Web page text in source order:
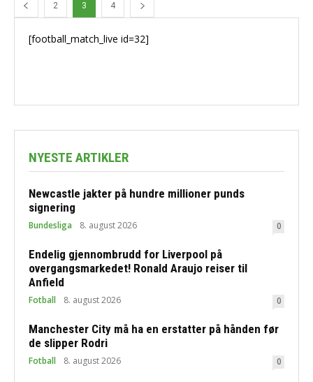
2 3 4
[football_match_live id=32]
NYESTE ARTIKLER
Newcastle jakter på hundre millioner punds
signering
Bundesliga 8. august 2026 0
Endelig gjennombrudd for Liverpool på
overgangsmarkedet! Ronald Araujo reiser til
Anfield
Fotball 8. august 2026 0
Manchester City må ha en erstatter på hånden før
de slipper Rodri
Fotball 8. august 2026 0